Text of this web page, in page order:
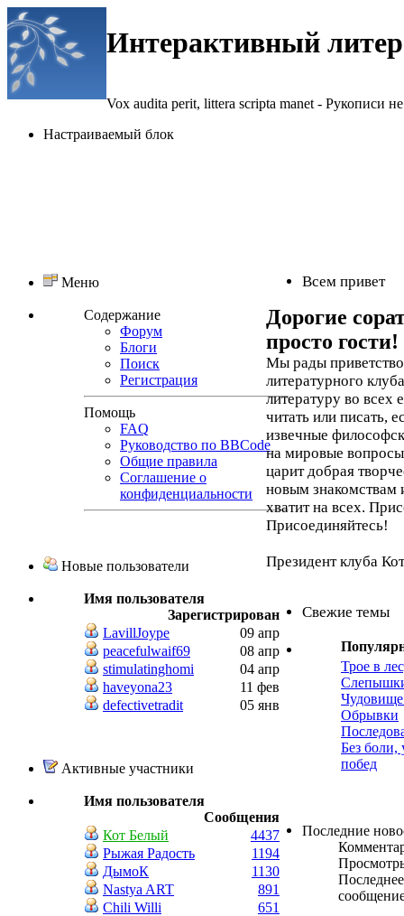
Интерактивный
Vox audita perit, littera scripta manet - Рукописи не
Настраиваемый блок
Меню
Содержание
Форум
Блоги
Поиск
Регистрация
Помощь
FAQ
Руководство по BBCode
Общие правила
Соглашение о
конфиденциальности
Новые пользователи
Имя пользователя
Зарегистрирован
LavillJoype
09 апр
peacefulwaif69
08 апр
stimulatinghomi
04 апр
haveyona23
11 фев
defectivetradit
05 янв
Активные участники
Имя пользователя
Сообщения
Кот Белый
4437
Рыжая Радость
1194
ДымоК
1130
Nastya ART
891
Chili Willi
651
Всем привет
Дорогие
просто гости!
Мы рады
литературного
литературу во всех
читать или писать,
извечные
на мировые
царит добрая
новым знакомствам
хватит на всех.
Присоединяйтесь!
Президент клуба
Свежие темы
Трое в
Обрывки
Без боли,
побед
Последние
Последнее